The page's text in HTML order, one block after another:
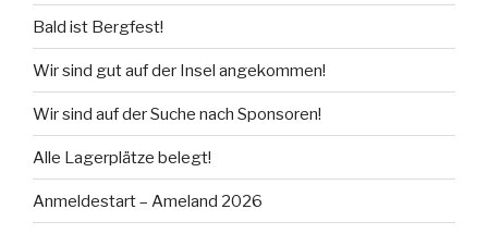
Bald ist Bergfest!
Wir sind gut auf der Insel angekommen!
Wir sind auf der Suche nach Sponsoren!
Alle Lagerplätze belegt!
Anmeldestart – Ameland 2026